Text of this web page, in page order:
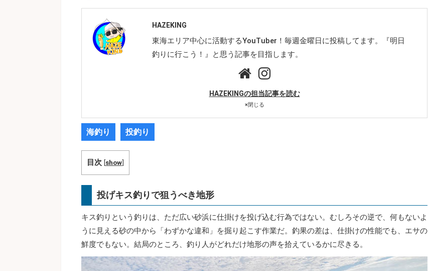
HAZEKING
東海エリア中心に活動するYouTuber！毎週金曜日に投稿してます。『明日
釣りに行こう！』と思う記事を目指します。
HAZEKINGの担当記事を読む
×閉じる
海釣り 投釣り
目次 [show]
投げキス釣りで狙うべき地形
キス釣りという釣りは、ただ広い砂浜に仕掛けを投げ込む行為ではない。むしろその逆で、何もないよ
うに見える砂の中から「わずかな違和」を掘り起こす作業だ。釣果の差は、仕掛けの性能でも、エサの
鮮度でもない。結局のところ、釣り人がどれだけ地形の声を拾えているかに尽きる。